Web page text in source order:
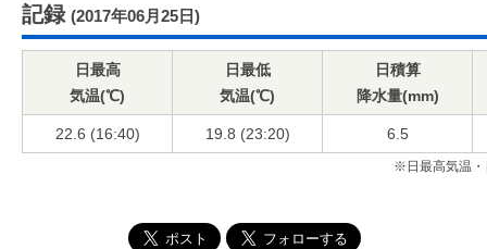
記録 (2017年06月25日)
日最高
気温(℃)
日最低
気温(℃)
日積算
降水量(mm)
22.6 (16:40) 19.8 (23:20) 6.5
※日最高気温・